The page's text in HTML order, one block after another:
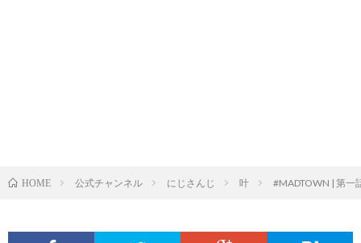
HOME 公式チャンネル にじさんじ 叶 #MADTOWN | 第一